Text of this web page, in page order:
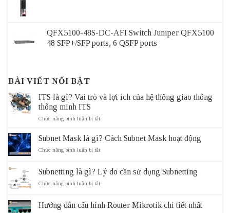
QFX5100-48S-DC-AFI Switch Juniper QFX5100
48 SFP+/SFP ports, 6 QSFP ports
BÀI VIẾT NỔI BẬT
ITS là gì? Vai trò và lợi ích của hệ thống giao thông
thông minh ITS
Chức năng bình luận bị tắtở
gì?
Vai
lợi
của
thống
Subnet Mask là gì? Cách Subnet Mask hoạt động
Chức năng bình luận bị tắtở
là
Mask
Subnetting là gì? Lý do cần sử dụng Subnetting
Chức năng bình luận bị tắtở
gì?
Hướng dẫn cấu hình Router Mikrotik chi tiết nhất